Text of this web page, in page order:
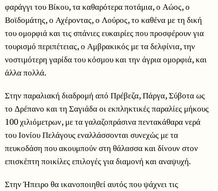
φαράγγι του Βίκου, τα καθαρότερα ποτάμια, ο Αώος, ο
Βοϊδομάτης, ο Αχέροντας, ο Λούρος, το καθένα με τη δική
του ομορφιά και τις σπάνιες ευκαιρίες που προσφέρουν για
τουρισμό περιπέτειας, ο Αμβρακικός με τα δελφίνια, την
νοστιμότερη γαρίδα του κόσμου και την άγρια ομορφιά, και
άλλα πολλά.
Στην παραλιακή διαδρομή από Πρέβεζα, Πάργα, Σύβοτα ως
το Δρέπανο και τη Σαγιάδα οι εκπληκτικές παραλίες μήκους
100 χιλιόμετρων, με τα γαλαζοπράσινα πεντακάθαρα νερά
του Ιονίου Πελάγους εναλλάσσονται συνεχώς με τα
πευκοδάση που ακουμπούν στη θάλασσα και δίνουν στον
επισκέπτη ποικίλες επιλογές για διαμονή και αναψυχή.
Στην Ήπειρο θα ικανοποιηθεί αυτός που ψάχνει τις